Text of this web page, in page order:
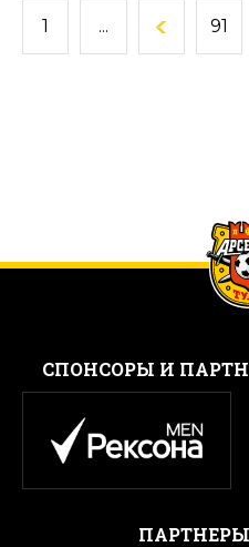
1 ... 91
CПОНСОРЫ И
ПАРТНЕРЫ